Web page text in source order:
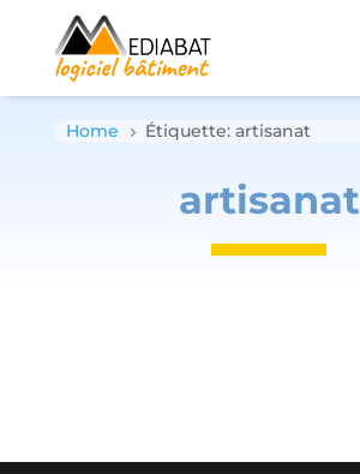
Home 5 Étiquette: artisanat
artisanat